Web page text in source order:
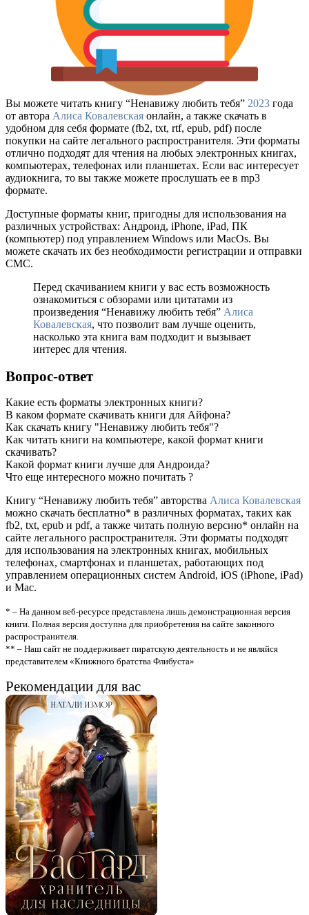
Вы можете читать книгу “Ненавижу любить тебя” 2023 года
от автора Алиса Ковалевская онлайн, а также скачать в
удобном для себя формате (fb2, txt, rtf, epub, pdf) после
покупки на сайте легального распространителя. Эти форматы
отлично подходят для чтения на любых электронных книгах,
компьютерах, телефонах или планшетах. Если вас интересует
аудиокнига, то вы также можете прослушать ее в mp3
формате.
Доступные форматы книг, пригодны для использования на
различных устройствах: Андроид, iPhone, iPad, ПК
(компьютер) под управлением Windows или MacOs. Вы
можете скачать их без необходимости регистрации и отправки
СМС.
Перед скачиванием книги у вас есть возможность
ознакомиться с обзорами или цитатами из
произведения “Ненавижу любить тебя” Алиса
Ковалевская, что позволит вам лучше оценить,
насколько эта книга вам подходит и вызывает
интерес для чтения.
Вопрос-ответ
Какие есть форматы электронных книги?
В каком формате скачивать книги для Айфона?
Как скачать книгу "Ненавижу любить тебя"?
Как читать книги на компьютере, какой формат книги
скачивать?
Какой формат книги лучше для Андроида?
Что еще интересного можно почитать ?
Книгу “Ненавижу любить тебя” авторства Алиса Ковалевская
можно скачать бесплатно* в различных форматах, таких как
fb2, txt, epub и pdf, а также читать полную версию* онлайн на
сайте легального распространителя. Эти форматы подходят
для использования на электронных книгах, мобильных
телефонах, смартфонах и планшетах, работающих под
управлением операционных систем Android, iOS (iPhone, iPad)
и Mac.
* – На данном веб-ресурсе представлена лишь демонстрационная версия
книги. Полная версия доступна для приобретения на сайте законного
распространителя.
** – Наш сайт не поддерживает пиратскую деятельность и не являйся
представителем «Книжного братства Флибуста»
Рекомендации для вас